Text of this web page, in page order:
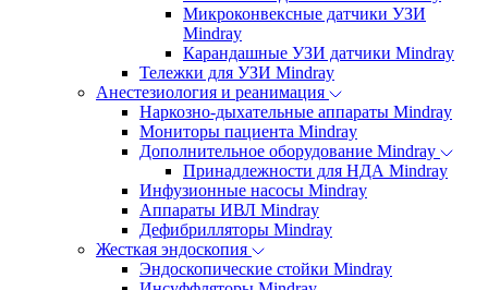
Микроконвексные датчики УЗИ
Mindray
Карандашные УЗИ датчики Mindray
Тележки для УЗИ Mindray
Анестезиология и реанимация
Наркозно-дыхательные аппараты Mindray
Мониторы пациента Mindray
Дополнительное оборудование Mindray
Принадлежности для НДА Mindray
Инфузионные насосы Mindray
Аппараты ИВЛ Mindray
Дефибрилляторы Mindray
Жесткая эндоскопия
Эндоскопические стойки Mindray